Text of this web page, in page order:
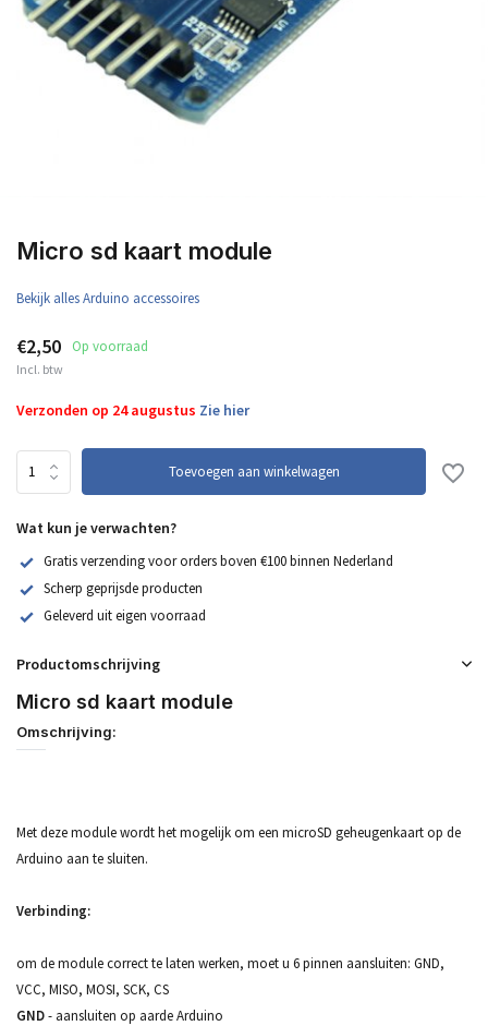
Micro sd kaart module
Bekijk alles Arduino accessoires
€2,50 Op voorraad
Incl. btw
Verzonden op 24 augustus Zie hier
Toevoegen aan winkelwagen
Wat kun je verwachten?
Gratis verzending voor orders boven €100 binnen Nederland
Scherp geprijsde producten
Geleverd uit eigen voorraad
Productomschrijving
Micro sd kaart module
Omschrijving:
Met deze module wordt het mogelijk om een ​​microSD geheugenkaart op de
Arduino aan te sluiten.
Verbinding:
om de module correct te laten werken, moet u 6 pinnen aansluiten: GND,
VCC, MISO, MOSI, SCK, CS
GND- aansluiten op aarde Arduino